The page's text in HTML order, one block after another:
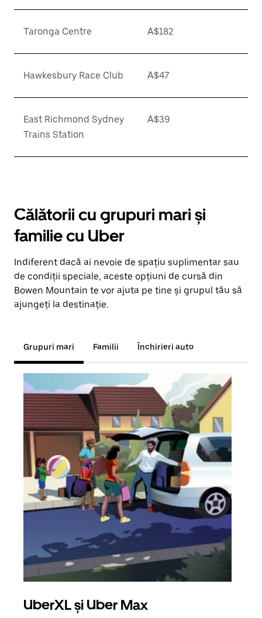
Taronga Centre A$182
Hawkesbury Race Club A$47
East Richmond Sydney
Trains Station
A$39
Călătorii cu grupuri mari și
familie cu Uber
Indiferent dacă ai nevoie de spațiu suplimentar sau
de condiții speciale, aceste opțiuni de cursă din
Bowen Mountain te vor ajuta pe tine și grupul tău să
ajungeți la destinație.
Grupuri mari Familii Închirieri auto
UberXL și Uber Max